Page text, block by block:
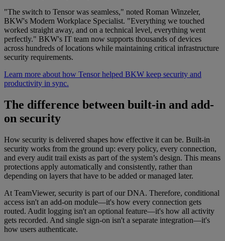
"The switch to Tensor was seamless," noted Roman Winzeler,
BKW's Modern Workplace Specialist. "Everything we touched
worked straight away, and on a technical level, everything went
perfectly." BKW's IT team now supports thousands of devices
across hundreds of locations while maintaining critical infrastructure
security requirements.
Learn more about how Tensor helped BKW keep security and
productivity in sync.
The difference between built-in and add-
on security
How security is delivered shapes how effective it can be. Built-in
security works from the ground up: every policy, every connection,
and every audit trail exists as part of the system’s design. This means
protections apply automatically and consistently, rather than
depending on layers that have to be added or managed later.
At TeamViewer, security is part of our DNA. Therefore, conditional
access isn't an add-on module—it's how every connection gets
routed. Audit logging isn't an optional feature—it's how all activity
gets recorded. And single sign-on isn't a separate integration—it's
how users authenticate.